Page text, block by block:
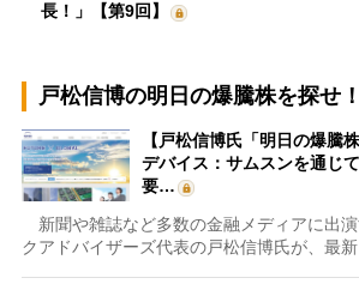
長！」【第9回】
戸松信博の明日の爆騰株を探せ！
【戸松信博氏「明日の爆騰
デバイス：サムスンを通じ
要…
新聞や雑誌など多数の金融メディアに出
クアドバイザーズ代表の戸松信博氏が、最新